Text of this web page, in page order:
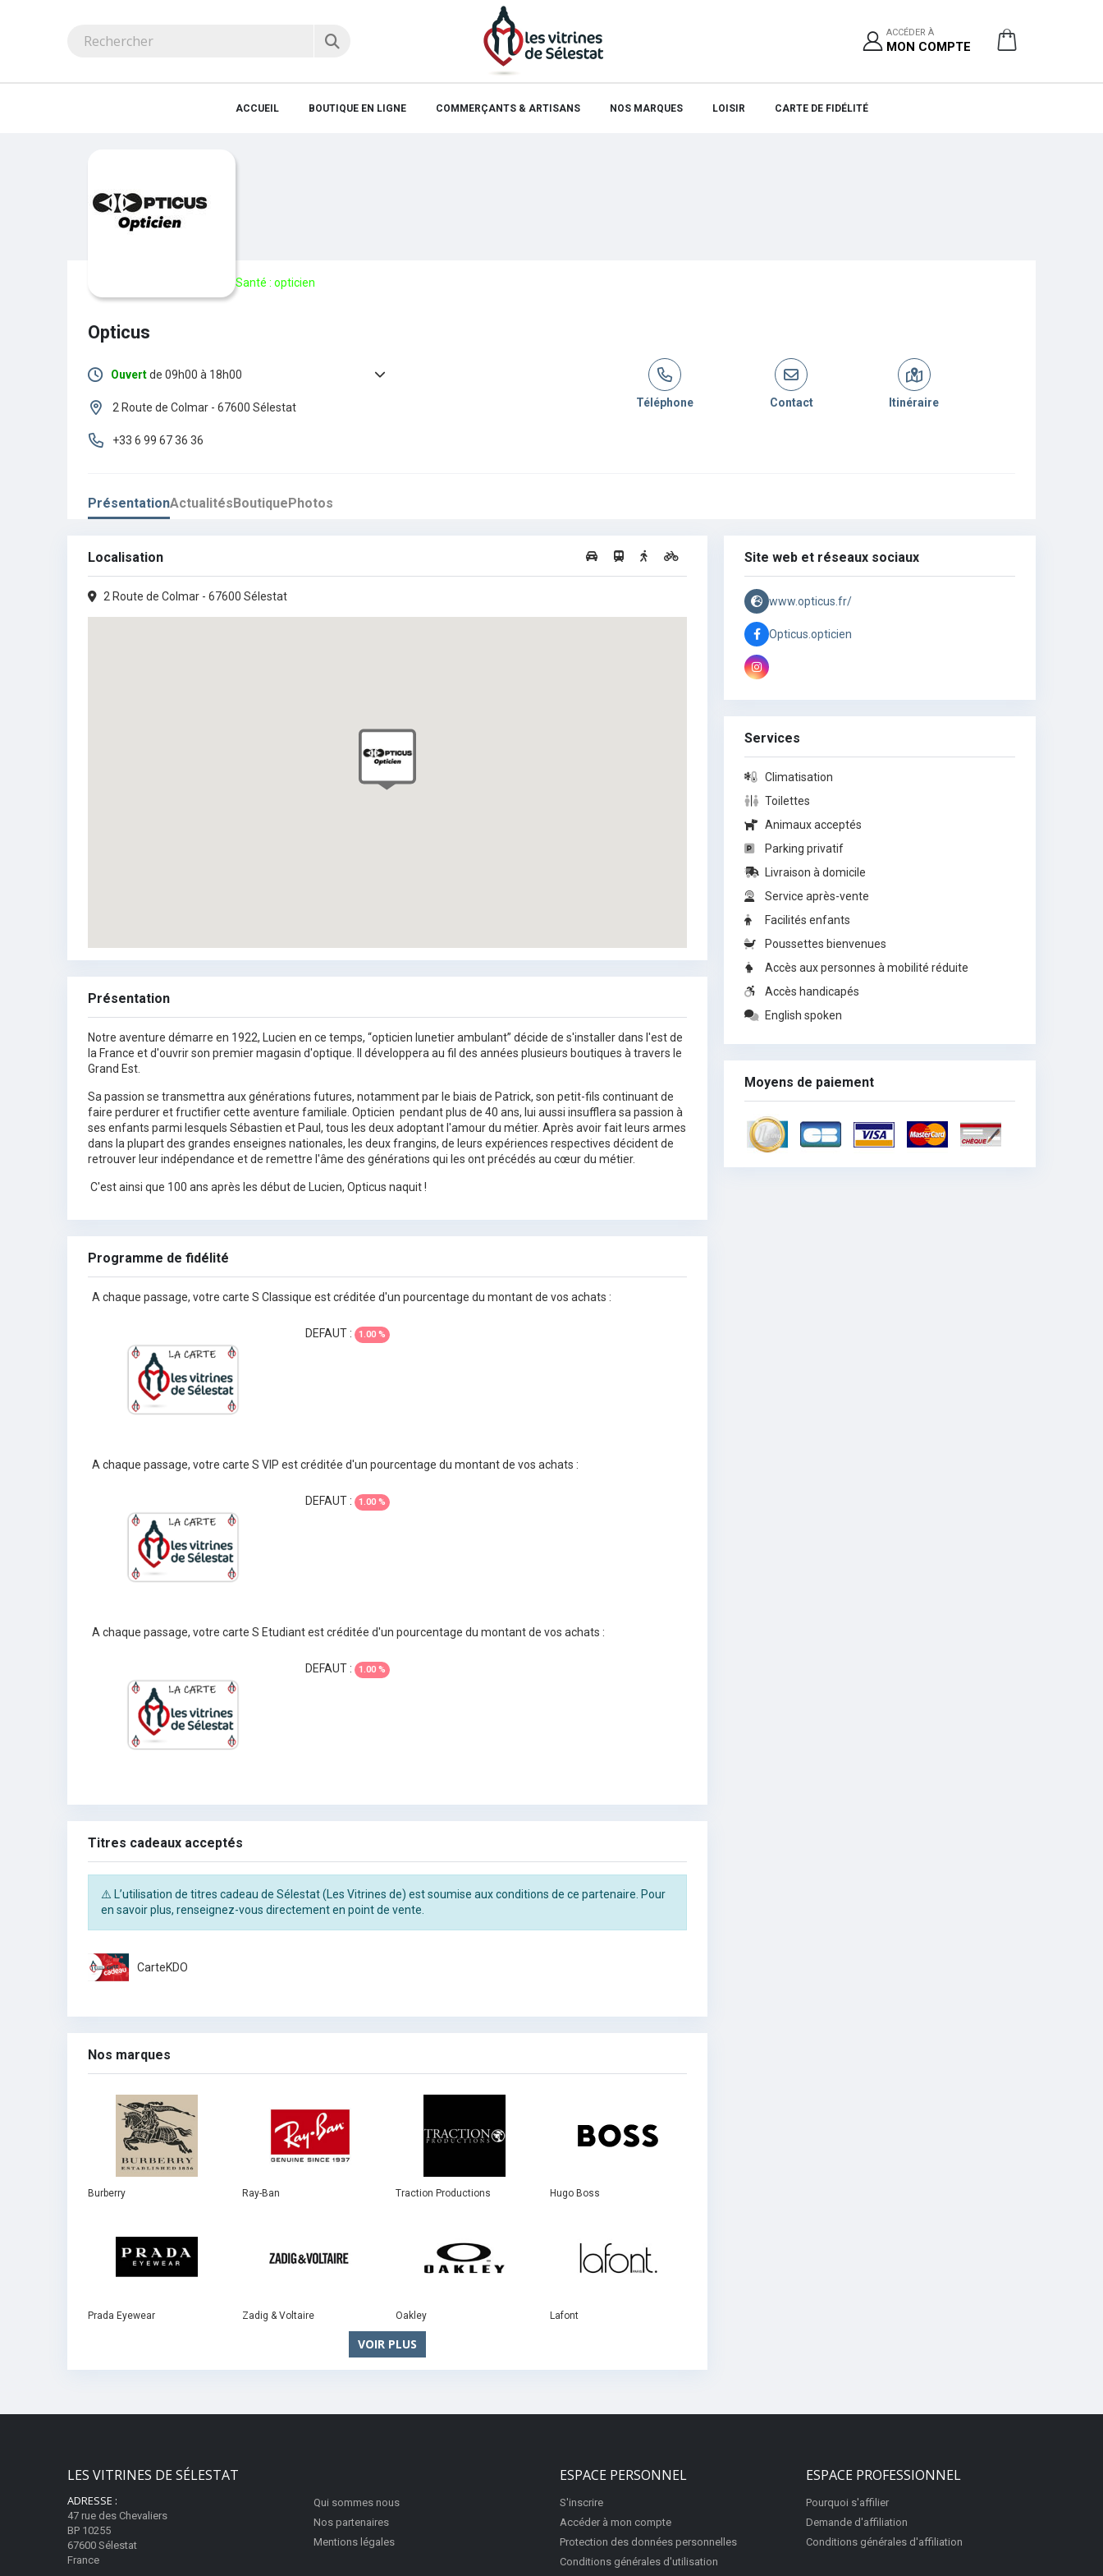
ACCÉDER À
MON COMPTE
ACCUEIL BOUTIQUE EN LIGNE COMMERÇANTS & ARTISANS NOS MARQUES LOISIR CARTE DE FIDÉLITÉ
Santé : opticien
Opticus
Ouvertde 09h00 à 18h00
Lundi : 09h00 - 12h00 • 14h00 - 19h00
Mardi : 09h00 - 19h00
Jeudi : 09h00 - 19h00
Dimanche : Fermé
2 Route de Colmar - 67600 Sélestat
+33 6 99 67 36 36
Téléphone Contact Itinéraire
PrésentationActualitésBoutiquePhotos
Localisation
2 Route de Colmar - 67600 Sélestat
Présentation
Notre aventure démarre en 1922, Lucien en ce temps, “opticien lunetier ambulant” décide de s'installer dans l'est de
la France et d'ouvrir son premier magasin d'optique. Il développera au fil des années plusieurs boutiques à travers le
Grand Est.
Sa passion se transmettra aux générations futures, notamment par le biais de Patrick, son petit-fils continuant de
faire perdurer et fructifier cette aventure familiale. Opticien pendant plus de 40 ans, lui aussi insufflera sa passion à
ses enfants parmi lesquels Sébastien et Paul, tous les deux adoptant l'amour du métier. Après avoir fait leurs armes
dans la plupart des grandes enseignes nationales, les deux frangins, de leurs expériences respectives décident de
retrouver leur indépendance et de remettre l'âme des générations qui les ont précédés au cœur du métier.
C'est ainsi que 100 ans après les début de Lucien, Opticus naquit !
Programme de fidélité
A chaque passage, votre carte S Classique est créditée d'un pourcentage du montant de vos achats :
DEFAUT : 1.00 %
A chaque passage, votre carte S VIP est créditée d'un pourcentage du montant de vos achats :
DEFAUT : 1.00 %
A chaque passage, votre carte S Etudiant est créditée d'un pourcentage du montant de vos achats :
DEFAUT : 1.00 %
Titres cadeaux acceptés
⚠️ L’utilisation de titres cadeau de Sélestat (Les Vitrines de) est soumise aux conditions de ce partenaire. Pour
en savoir plus, renseignez-vous directement en point de vente.
CarteKDO
Nos marques
Burberry Ray-Ban Traction Productions Hugo Boss
Prada Eyewear Zadig & Voltaire Oakley Lafont
VOIR PLUS
Site web et réseaux sociaux
www.opticus.fr/
Opticus.opticien
Services
Climatisation
Toilettes
Animaux acceptés
Parking privatif
Livraison à domicile
Service après-vente
Facilités enfants
Poussettes bienvenues
Accès aux personnes à mobilité réduite
Accès handicapés
English spoken
Moyens de paiement
LES VITRINES DE SÉLESTAT
ADRESSE :
47 rue des Chevaliers
BP 10255
67600 Sélestat
France
Qui sommes nous
Nos partenaires
Mentions légales
ESPACE PERSONNEL
S'inscrire
Accéder à mon compte
Protection des données personnelles
Conditions générales d'utilisation
ESPACE PROFESSIONNEL
Pourquoi s'affilier
Demande d'affiliation
Conditions générales d'affiliation